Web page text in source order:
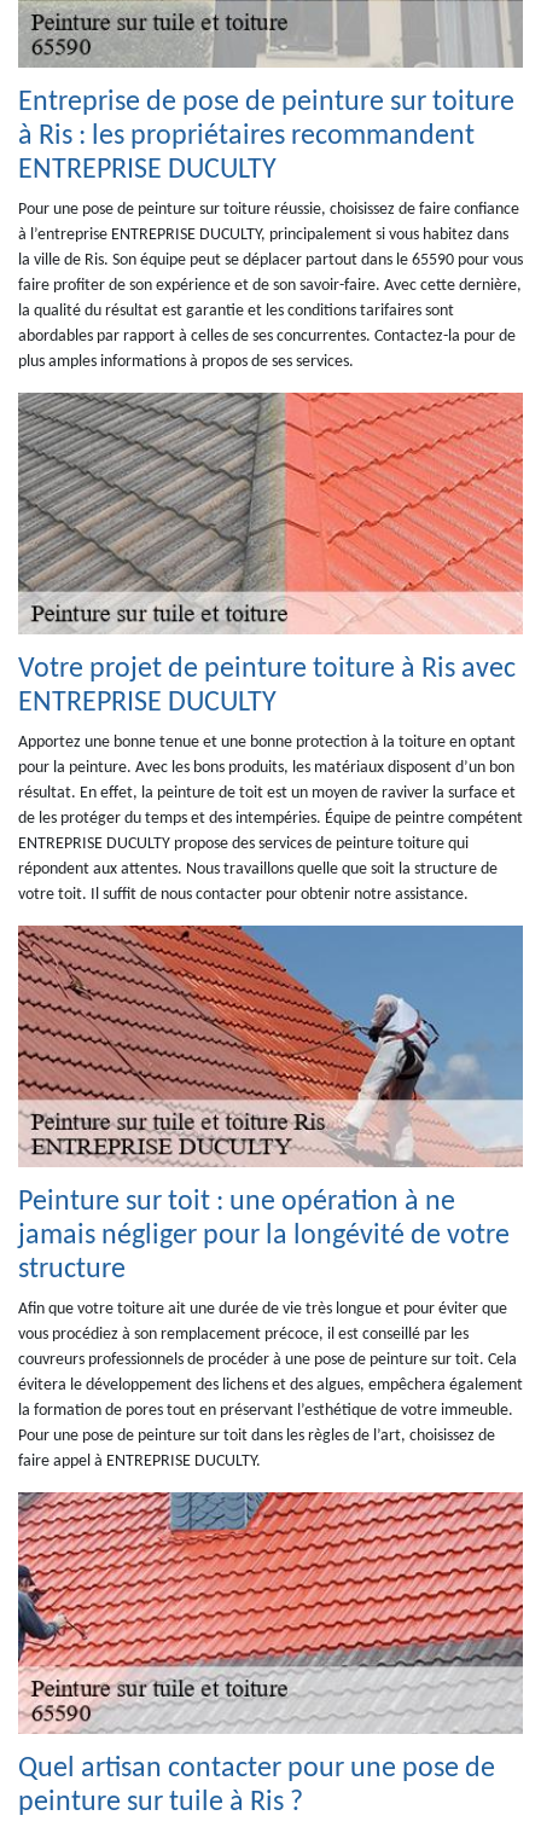
Entreprise de pose de peinture sur toiture
à Ris : les propriétaires recommandent
ENTREPRISE DUCULTY
Pour une pose de peinture sur toiture réussie, choisissez de faire confiance
à l’entreprise ENTREPRISE DUCULTY, principalement si vous habitez dans
la ville de Ris. Son équipe peut se déplacer partout dans le 65590 pour vous
faire profiter de son expérience et de son savoir-faire. Avec cette dernière,
la qualité du résultat est garantie et les conditions tarifaires sont
abordables par rapport à celles de ses concurrentes. Contactez-la pour de
plus amples informations à propos de ses services.
Votre projet de peinture toiture à Ris avec
ENTREPRISE DUCULTY
Apportez une bonne tenue et une bonne protection à la toiture en optant
pour la peinture. Avec les bons produits, les matériaux disposent d’un bon
résultat. En effet, la peinture de toit est un moyen de raviver la surface et
de les protéger du temps et des intempéries. Équipe de peintre compétent
ENTREPRISE DUCULTY propose des services de peinture toiture qui
répondent aux attentes. Nous travaillons quelle que soit la structure de
votre toit. Il suffit de nous contacter pour obtenir notre assistance.
Peinture sur toit : une opération à ne
jamais négliger pour la longévité de votre
structure
Afin que votre toiture ait une durée de vie très longue et pour éviter que
vous procédiez à son remplacement précoce, il est conseillé par les
couvreurs professionnels de procéder à une pose de peinture sur toit. Cela
évitera le développement des lichens et des algues, empêchera également
la formation de pores tout en préservant l’esthétique de votre immeuble.
Pour une pose de peinture sur toit dans les règles de l’art, choisissez de
faire appel à ENTREPRISE DUCULTY.
Quel artisan contacter pour une pose de
peinture sur tuile à Ris ?